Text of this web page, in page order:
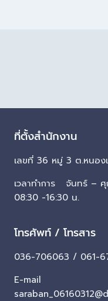
ที่ตั้งสำนักงาน
เลขที่ 36 หมู่ 3 ต.หนอง
เวลาทำการ จันทร์ – ศุ
08:30 -16:30 น.
โทรศัพท์ / โทรสาร
036-706063 / 061-
E-mail